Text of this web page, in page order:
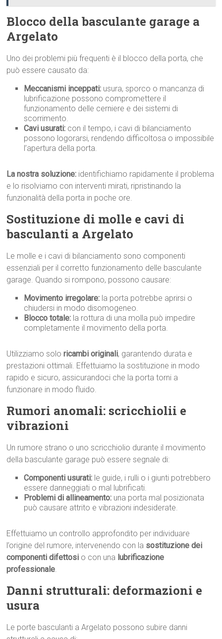
Blocco della basculante garage a
Argelato
Uno dei problemi più frequenti è il blocco della porta, che
può essere causato da:
Meccanismi inceppati: usura, sporco o mancanza di
lubrificazione possono compromettere il
funzionamento delle cerniere e dei sistemi di
scorrimento.
Cavi usurati: con il tempo, i cavi di bilanciamento
possono logorarsi, rendendo difficoltosa o impossibile
l’apertura della porta.
La nostra soluzione: identifichiamo rapidamente il problema
e lo risolviamo con interventi mirati, ripristinando la
funzionalità della porta in poche ore.
Sostituzione di molle e cavi di
basculanti a Argelato
Le molle e i cavi di bilanciamento sono componenti
essenziali per il corretto funzionamento delle basculante
garage. Quando si rompono, possono causare:
Movimento irregolare: la porta potrebbe aprirsi o
chiudersi in modo disomogeneo.
Blocco totale: la rottura di una molla può impedire
completamente il movimento della porta.
Utilizziamo soloricambi originali, garantendo durata e
prestazioni ottimali. Effettuiamo la sostituzione in modo
rapido e sicuro, assicurandoci che la porta torni a
funzionare in modo fluido.
Rumori anomali: scricchiolii e
vibrazioni
Un rumore strano o uno scricchiolio durante il movimento
della basculante garage può essere segnale di:
Componenti usurati: le guide, i rulli o i giunti potrebbero
essere danneggiati o mal lubrificati.
Problemi di allineamento: una porta mal posizionata
può causare attrito e vibrazioni indesiderate.
Effettuiamo un controllo approfondito per individuare
l’origine del rumore, intervenendo con la sostituzione dei
componenti difettosi o con una lubrificazione
professionale.
Danni strutturali: deformazioni e
usura
Le porte basculanti a Argelato possono subire danni